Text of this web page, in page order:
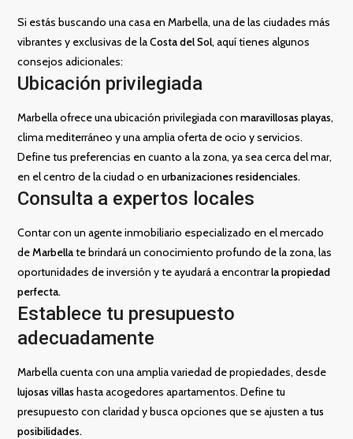
Si estás buscando una casa en Marbella, una de las ciudades más
vibrantes y exclusivas de laCosta del Sol,aquí tienes algunos
consejos adicionales:
Ubicación privilegiada
Marbella ofrece una ubicación privilegiada conmaravillosas playas,
clima mediterráneo y una amplia oferta de ocio y servicios.
Define tus preferencias en cuanto a la zona, ya sea cerca del mar,
en el centro de la ciudad o enurbanizaciones residenciales.
Consulta a expertos locales
Contar con un agente inmobiliario especializado en el mercado
deMarbellate brindará un conocimiento profundo de la zona, las
oportunidades de inversión y te ayudará a encontrarla propiedad
perfecta.
Establece tu presupuesto
adecuadamente
Marbella cuenta con una amplia variedad de propiedades, desde
lujosas villas hasta acogedores apartamentos. Define tu
presupuesto con claridad y busca opciones que se ajusten atus
posibilidades.